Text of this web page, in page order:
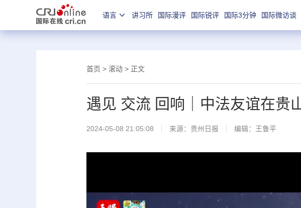
语言 讲习所 国际漫评 国际锐评 国际3分钟 国际微访谈
首页 > 滚动 > 正文
遇见 交流 回响｜中法友谊在贵
2024-05-08 21:05:08 来源： 贵州日报 编辑：王鲁平